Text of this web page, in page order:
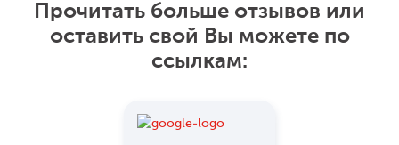
Прочитать больше отзывов или
оставить свой Вы можете по
ссылкам: